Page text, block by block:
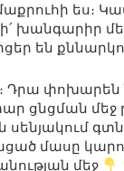
ես։
խանգարիր
են
Դրա
ցնցման մեջ
մասը
մեջ